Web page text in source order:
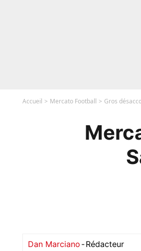
Accueil Mercato Football Gros
Dan Marciano -Rédacteur